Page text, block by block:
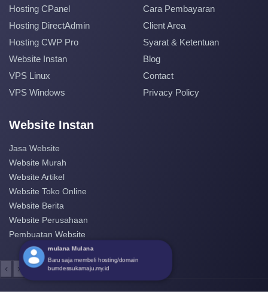
Hosting CPanel
Hosting DirectAdmin
Hosting CWP Pro
Website Instan
VPS Linux
VPS Windows
Cara Pembayaran
Client Area
Syarat & Ketentuan
Blog
Contact
Privacy Policy
Website Instan
Jasa Website
Website Murah
Website Artikel
Website Toko Online
Website Berita
Website Perusahaan
Pembuatan Website
‹ ›
mulana Mulana
Baru saja membeli hosting/domain
bumdessukamaju.my.id